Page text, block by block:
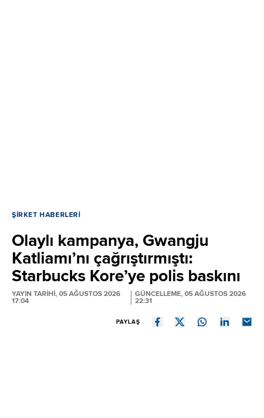
ŞIRKET HABERLERI
Olaylı kampanya, Gwangju
Katliamı’nı çağrıştırmıştı:
Starbucks Kore’ye polis baskını
YAYIN TARİHİ, 05 AĞUSTOS 2026
17:04
GÜNCELLEME, 05 AĞUSTOS 2026
22:31
PAYLAŞ